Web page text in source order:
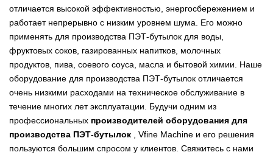
отличается высокой эффективностью, энергосбережением и
работает непрерывно с низким уровнем шума. Его можно
применять для производства ПЭТ-бутылок для воды,
фруктовых соков, газированных напитков, молочных
продуктов, пива, соевого соуса, масла и бытовой химии. Наше
оборудование для производства ПЭТ-бутылок отличается
очень низкими расходами на техническое обслуживание в
течение многих лет эксплуатации. Будучи одним из
профессиональных производителей оборудования для
производства ПЭТ-бутылок , Vfine Machine и его решения
пользуются большим спросом у клиентов. Свяжитесь с нами